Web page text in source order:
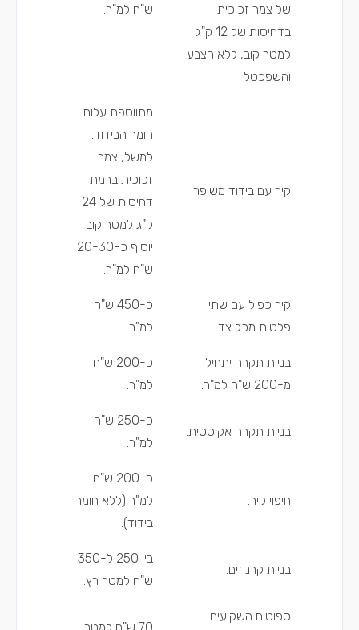
של צמר זכוכית
בדחיסות של 12 ק"ג
למטר קוב, ללא הצבע
והשפכטל
ש"ח למ"ר.
קיר עם בידוד משופר.
מתווספת עלות
חומר הבידוד.
למשל, צמר
זכוכית ברמת
דחיסות של 24
ק"ג למטר קוב
יוסיף כ-20-30
ש"ח למ"ר.
קיר כפול עם שתי
פלטות מכל צד.
כ-450 ש"ח
למ"ר.
בניית תקרה יתחיל
מ-200 ש"ח למ"ר.
כ-200 ש"ח
למ"ר.
בניית תקרה אקוסטית.
כ-250 ש"ח
למ"ר.
חיפוי קיר.
כ-200 ש"ח
למ"ר (ללא חומר
בידוד).
בניית קרניזים.
בין 250 ל-350
ש"ח למטר רץ.
ספוטים השקועים
70 ש"ח למטר.